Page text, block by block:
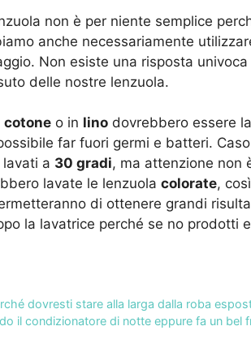
non è per niente semplice
anche necessariamente
Non esiste una risposta
delle nostre lenzuola.
cotone o in lino dovrebbero essere
far fuori germi e batteri.
a 30 gradi, ma attenzione non
lavate le lenzuola colorate,
di ottenere grandi
la lavatrice perché se no prodotti
dovresti stare alla larga dalla roba
il condizionatore di notte eppure fa un bel